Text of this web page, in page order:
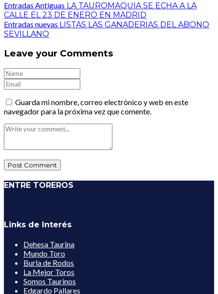
Entradas Antiguas LA TAUROMAQUIA SE ECHA A LA
CALLE EL 23 DE ENERO EN MADRID
Entradas nuevas LISTAS LAS GANADERIAS DEL ABONO
SEVILLANO
Leave your Comments
Guarda mi nombre, correo electrónico y web en este
navegador para la próxima vez que comente.
ENTRE TOREROS
Links de Interés
Dehesa Taurina
Mundo Toro
Burla de Rodos
La Mejor Toros
Somos Taurinos
Edgardo Pallares